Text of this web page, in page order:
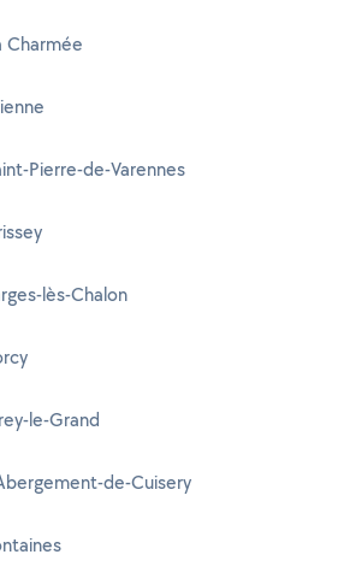
Charmée
Pierre-de-Varennes
lès-Chalon
le-Grand
de-Cuisery